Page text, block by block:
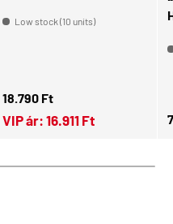
Low stock (10 units)
Regular price
18.790 Ft
VIP ár: 16.911 Ft